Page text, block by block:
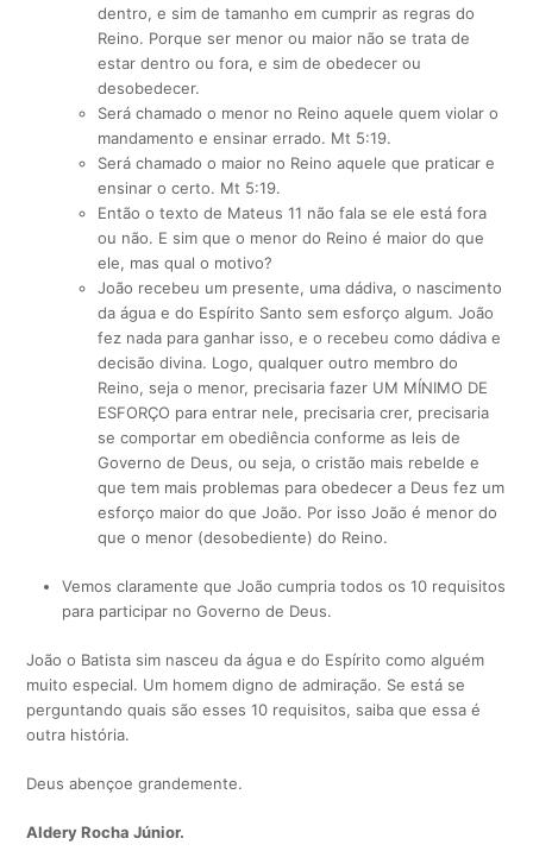
dentro, e sim de tamanho em cumprir as regras do
Reino. Porque ser menor ou maior não se trata de
estar dentro ou fora, e sim de obedecer ou
desobedecer.
Será chamado o menor no Reino aquele quem violar o
mandamento e ensinar errado. Mt 5:19.
Será chamado o maior no Reino aquele que praticar e
ensinar o certo. Mt 5:19.
Então o texto de Mateus 11 não fala se ele está fora
ou não. E sim que o menor do Reino é maior do que
ele, mas qual o motivo?
João recebeu um presente, uma dádiva, o nascimento
da água e do Espírito Santo sem esforço algum. João
fez nada para ganhar isso, e o recebeu como dádiva e
decisão divina. Logo, qualquer outro membro do
Reino, seja o menor, precisaria fazer UM MÍNIMO DE
ESFORÇO para entrar nele, precisaria crer, precisaria
se comportar em obediência conforme as leis de
Governo de Deus, ou seja, o cristão mais rebelde e
que tem mais problemas para obedecer a Deus fez um
esforço maior do que João. Por isso João é menor do
que o menor (desobediente) do Reino.
Vemos claramente que João cumpria todos os 10 requisitos
para participar no Governo de Deus.
João o Batista sim nasceu da água e do Espírito como alguém
muito especial. Um homem digno de admiração. Se está se
perguntando quais são esses 10 requisitos, saiba que essa é
outra história.
Deus abençoe grandemente.
Aldery Rocha Júnior.